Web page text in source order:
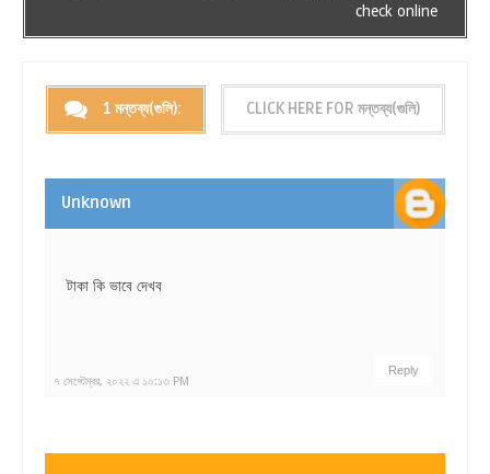
check online
1 মন্তব্য(গুলি): CLICK HERE FOR মন্তব্য(গুলি)
Unknown
৭ সেপ্টেম্বর, ২০২২ এ ১০:১৩ PM
টাকা কি ভাবে দেখব
Reply